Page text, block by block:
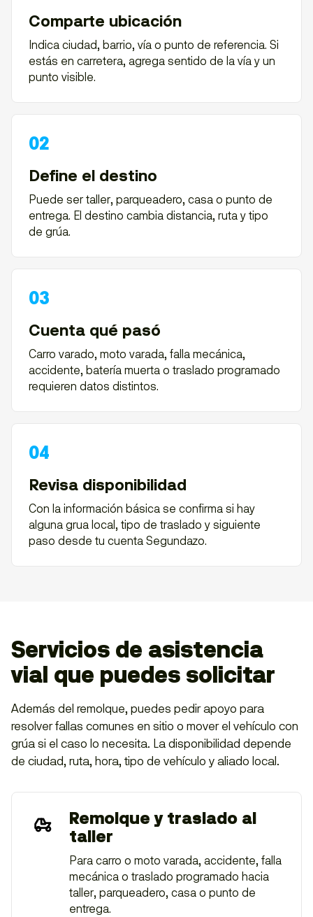
Comparte ubicación
Indica ciudad, barrio, vía o punto de referencia. Si
estás en carretera, agrega sentido de la vía y un
punto visible.
Define el destino
Puede ser taller, parqueadero, casa o punto de
entrega. El destino cambia distancia, ruta y tipo
de grúa.
Cuenta qué pasó
Carro varado, moto varada, falla mecánica,
accidente, batería muerta o traslado programado
requieren datos distintos.
Revisa disponibilidad
Con la información básica se confirma si hay
alguna grua local, tipo de traslado y siguiente
paso desde tu cuenta Segundazo.
Servicios de asistencia
vial que puedes solicitar
Además del remolque, puedes pedir apoyo para
resolver fallas comunes en sitio o mover el vehículo con
grúa si el caso lo necesita. La disponibilidad depende
de ciudad, ruta, hora, tipo de vehículo y aliado local.
Remolque y traslado al
taller
Para carro o moto varada, accidente, falla
mecánica o traslado programado hacia
taller, parqueadero, casa o punto de
entrega.